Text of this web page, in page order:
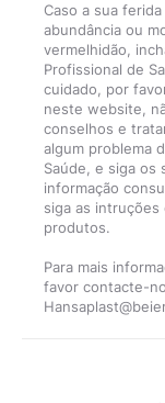
Caso a sua
abundância ou
vermelhidão,
Profissional de
cuidado, por
neste website,
conselhos e
algum problema
Saúde, e siga
informação
siga as
produtos.
Para mais
favor contacte-